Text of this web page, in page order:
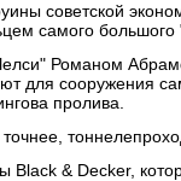
советской
самого большого
Романом
для сооружения
пролива.
Black & Decker,